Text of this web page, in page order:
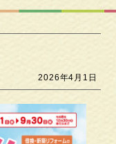
2026年4月1日